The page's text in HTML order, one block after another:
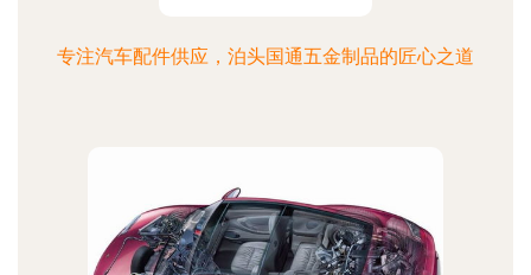
专注汽车配件供应，泊头国通五金制品的匠心之道